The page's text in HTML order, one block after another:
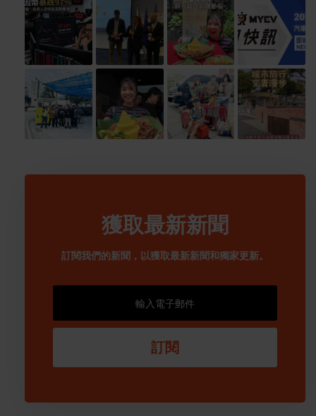
獲取最新新聞
訂閱我們的新聞，以獲取最新新聞和獨家更新。
訂閱